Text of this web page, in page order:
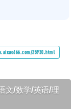
25930.html
文/数学/英语/理